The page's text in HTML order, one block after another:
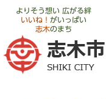
よりそう想い 広がる絆
いいね！ がいっぱい
志木のまち